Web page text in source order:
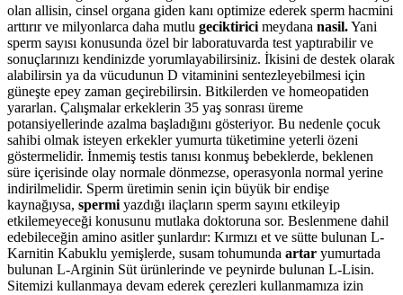
olan allisin, cinsel organa giden kanı optimize ederek sperm hacmini
arttırır ve milyonlarca daha mutlu geciktirici meydana nasil.Yani
sperm sayısı konusunda özel bir laboratuvarda test yaptırabilir ve
sonuçlarınızı kendinizde yorumlayabilirsiniz. İkisini de destek olarak
alabilirsin ya da vücudunun D vitaminini sentezleyebilmesi için
güneşte epey zaman geçirebilirsin. Bitkilerden ve homeopatiden
yararlan. Çalışmalar erkeklerin 35 yaş sonrası üreme
potansiyellerinde azalma başladığını gösteriyor. Bu nedenle çocuk
sahibi olmak isteyen erkekler yumurta tüketimine yeterli özeni
göstermelidir. İnmemiş testis tanısı konmuş bebeklerde, beklenen
süre içerisinde olay normale dönmezse, operasyonla normal yerine
indirilmelidir. Sperm üretimin senin için büyük bir endişe
kaynağıysa, spermi yazdığı ilaçların sperm sayını etkileyip
etkilemeyeceği konusunu mutlaka doktoruna sor. Beslenmene dahil
edebileceğin amino asitler şunlardır: Kırmızı et ve sütte bulunan L-
Karnitin Kabuklu yemişlerde, susam tohumunda artar yumurtada
bulunan L-Arginin Süt ürünlerinde ve peynirde bulunan L-Lisin.
Sitemizi kullanmaya devam ederek çerezleri kullanmamıza izin